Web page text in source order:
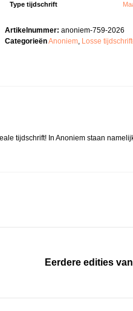
Type tijdschrift
Artikelnummer:anoniem-759-2026
CategorieënAnoniem, Losse
tijdschrift! In Anoniem staan
Eerdere edities